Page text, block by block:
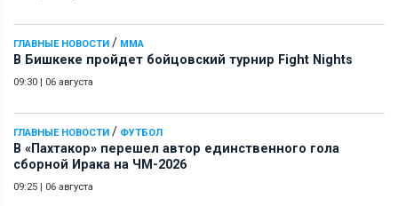
ГЛАВНЫЕ НОВОСТИ / ММА
В Бишкеке пройдет бойцовский турнир Fight Nights
09:30 | 06 августа
ГЛАВНЫЕ НОВОСТИ / ФУТБОЛ
В «Пахтакор» перешел автор единственного гола
сборной Ирака на ЧМ-2026
09:25 | 06 августа